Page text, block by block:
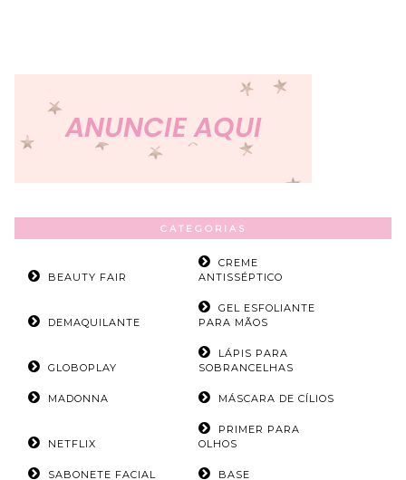
CATEGORIAS
BEAUTY FAIR
CREME
ANTISSÉPTICO
DEMAQUILANTE
GEL ESFOLIANTE
PARA MÃOS
GLOBOPLAY
LÁPIS PARA
SOBRANCELHAS
MADONNA MÁSCARA DE CÍLIOS
NETFLIX
PRIMER PARA
OLHOS
SABONETE FACIAL BASE